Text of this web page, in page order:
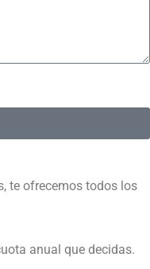
te ofrecemos todos los
anual que decidas.